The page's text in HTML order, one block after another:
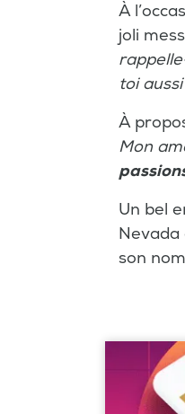
À
joli
toi
À
Mon
Un bel
Nevada
son